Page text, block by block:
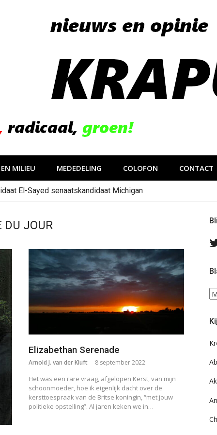
MILIEU MEDEDELING COLOFON CONTACT
El-Sayed senaatskandidaat Michigan
DU JOUR
Elizabethan Serenade
Arnold J. van der Kluft 8 september 2022
Het was een rare vraag, afgelopen Kerst, van mijn
schoonmoeder, hoe ik eigenlijk dacht over de
kersttoespraak van de Britse koningin, “met jouw
politieke opstelling”. Al jaren keken we in…